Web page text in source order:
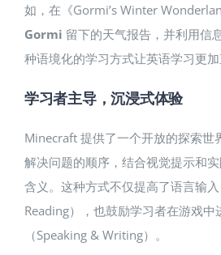
如，在《Gormi’s Winter
Gormi 留下的天气报告，并利用信
种语境化的学习方式让英语学习更加
学习者主导，沉浸式体验
Minecraft 提供了一个开放的探索世
解决问题的顺序，结合视觉提示和
含义。这种方式不仅提高了语言输
Reading），也鼓励学习者在游戏中
（Speaking & Writing）。